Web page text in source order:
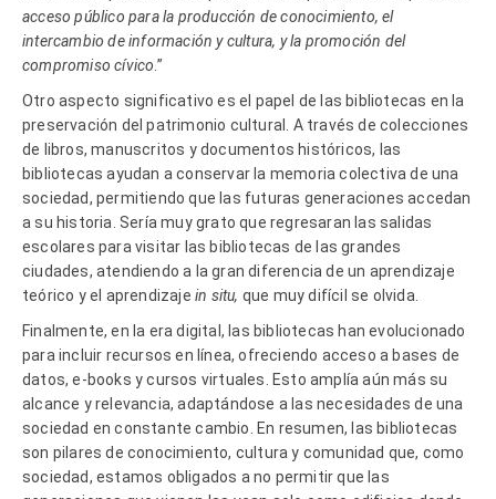
acceso público para la producción de conocimiento, el
intercambio de información y cultura, y la promoción del
compromiso cívico .”
Otro aspecto significativo es el papel de las bibliotecas en la
preservación del patrimonio cultural. A través de colecciones
de libros, manuscritos y documentos históricos, las
bibliotecas ayudan a conservar la memoria colectiva de una
sociedad, permitiendo que las futuras generaciones accedan
a su historia. Sería muy grato que regresaran las salidas
escolares para visitar las bibliotecas de las grandes
ciudades, atendiendo a la gran diferencia de un aprendizaje
teórico y el aprendizaje in situ, que muy difícil se olvida.
Finalmente, en la era digital, las bibliotecas han evolucionado
para incluir recursos en línea, ofreciendo acceso a bases de
datos, e-books y cursos virtuales. Esto amplía aún más su
alcance y relevancia, adaptándose a las necesidades de una
sociedad en constante cambio. En resumen, las bibliotecas
son pilares de conocimiento, cultura y comunidad que, como
sociedad, estamos obligados a no permitir que las